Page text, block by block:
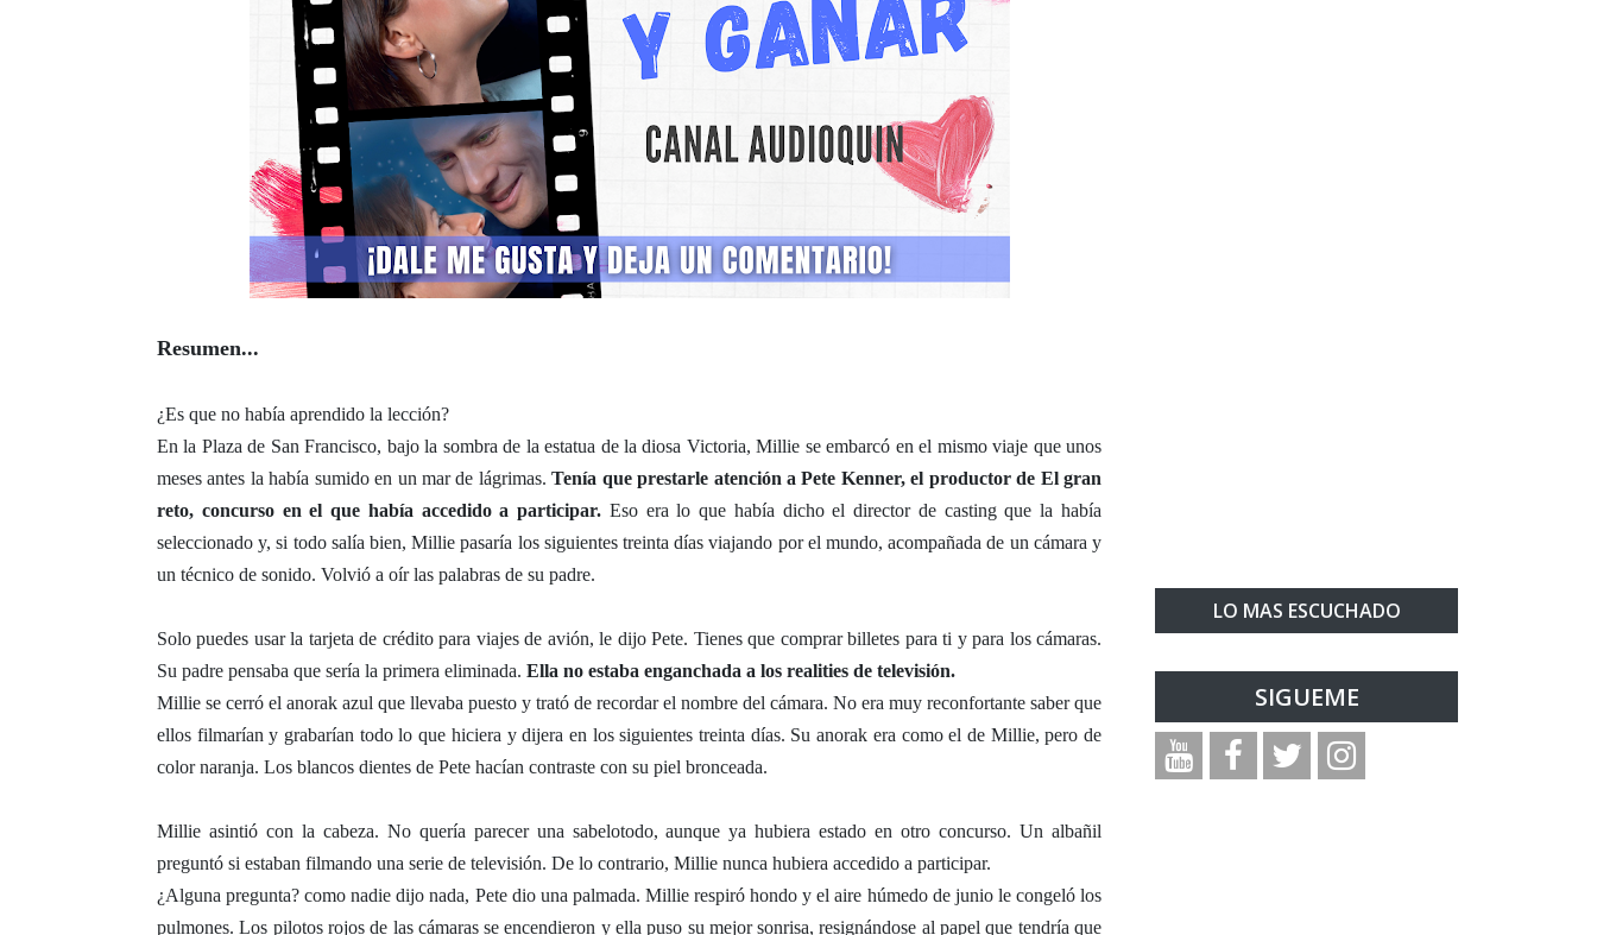
Resumen...
¿Es que no había aprendido la lección?
En la Plaza de San Francisco, bajo la sombra de la estatua de la diosa Victoria, Millie se embarcó en el mismo viaje que unos
meses antes la había sumido en un mar de lágrimas.Tenía que prestarle atención a Pete Kenner, el productor de El gran
reto, concurso en el que había accedido a participar. Eso era lo que había dicho el director de casting que la había
seleccionado y, si todo salía bien, Millie pasaría los siguientes treinta días viajando por el mundo, acompañada de un cámara y
un técnico de sonido. Volvió a oír las palabras de su padre.
Solo puedes usar la tarjeta de crédito para viajes de avión, le dijo Pete. Tienes que comprar billetes para ti y para los cámaras.
Su padre pensaba que sería la primera eliminada. Ella no estaba enganchada a los realities de televisión.
Millie se cerró el anorak azul que llevaba puesto y trató de recordar el nombre del cámara. No era muy reconfortante saber que
ellos filmarían y grabarían todo lo que hiciera y dijera en los siguientes treinta días. Su anorak era como el de Millie, pero de
color naranja. Los blancos dientes de Pete hacían contraste con su piel bronceada.
Millie asintió con la cabeza. No quería parecer una sabelotodo, aunque ya hubiera estado en otro concurso. Un albañil
preguntó si estaban filmando una serie de televisión. De lo contrario, Millie nunca hubiera accedido a participar.
¿Alguna pregunta? como nadie dijo nada, Pete dio una palmada. Millie respiró hondo y el aire húmedo de junio le congeló los
pulmones. Los pilotos rojos de las cámaras se encendieron y ella puso su mejor sonrisa, resignándose al papel que tendría que
LO MAS ESCUCHADO
SIGUEME